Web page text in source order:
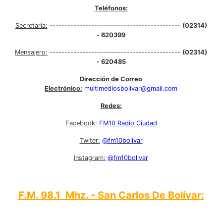
Teléfonos:
Secretaría: -------------------------------------------- (02314)
- 620399
Mensajero: -------------------------------------------- (02314)
- 620485
Dirección de Correo
Electrónico: multimediosbolivar@gmail.com
Redes:
Facebook: FM10 Radio Ciudad
Twiter: @fm10bolivar
Instagram: @fm10bolivar
F.M. 98.1 Mhz. - San Carlos De Bolívar: